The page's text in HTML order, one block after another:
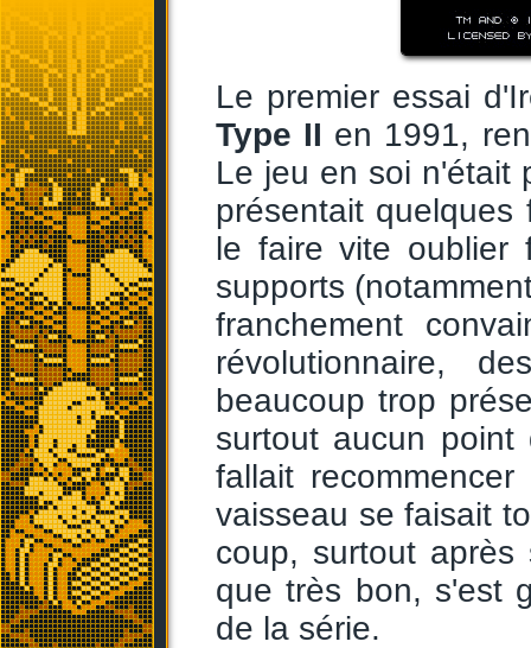
Le premier essai
Type II en 1991,
Le jeu en soi n'était
présentait
le faire vite oublier
supports
franchement
révolutionnaire,
beaucoup trop
surtout aucun
fallait
vaisseau se faisait
coup, surtout
que très bon, s'est
de la série.